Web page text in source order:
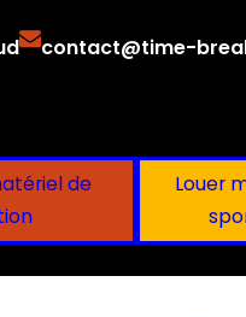
contact@time-
de
Louer